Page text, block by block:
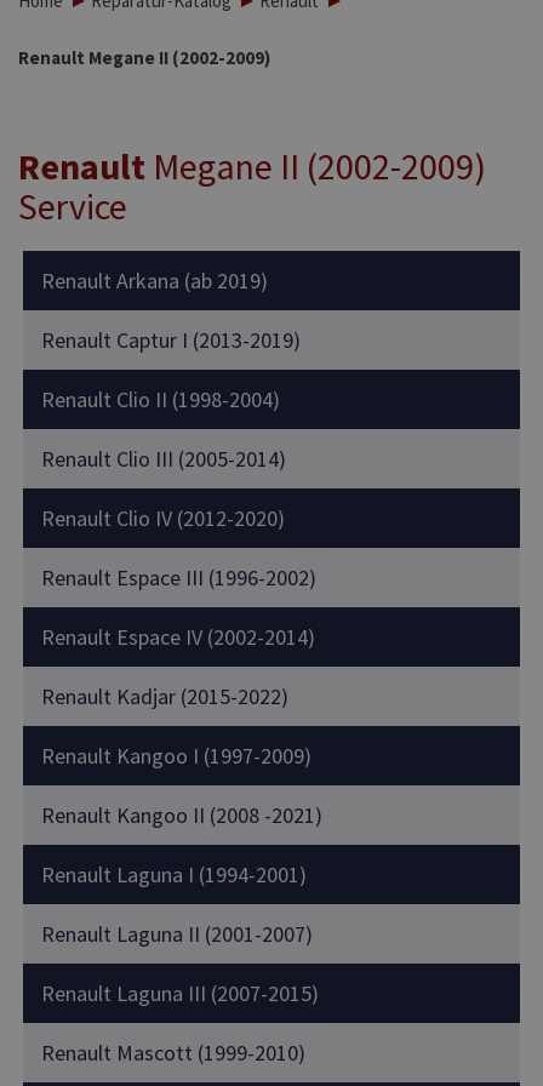
Renault Megane II (2002-2009)
Renault Megane II (2002-2009)
Service
Renault Arkana (ab 2019)
Renault Captur I (2013-2019)
Renault Clio II (1998-2004)
Renault Clio III (2005-2014)
Renault Clio IV (2012-2020)
Renault Espace III (1996-2002)
Renault Espace IV (2002-2014)
Renault Kadjar (2015-2022)
Renault Kangoo I (1997-2009)
Renault Kangoo II (2008 -2021)
Renault Laguna I (1994-2001)
Renault Laguna II (2001-2007)
Renault Laguna III (2007-2015)
Renault Mascott (1999-2010)